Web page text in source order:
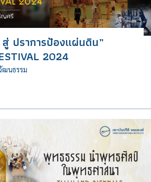
สู่ ปราการป้องแผ่นดิน”
2024
ฒนธรรม